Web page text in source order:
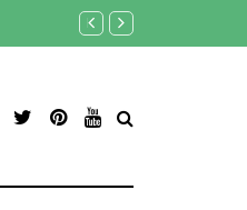
Продукција Аристон